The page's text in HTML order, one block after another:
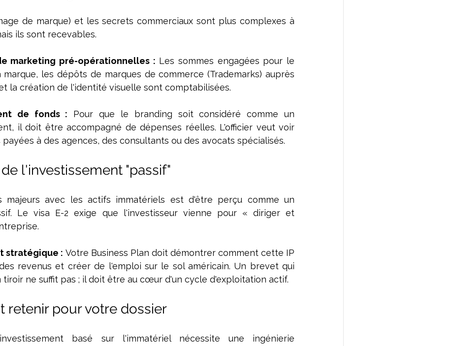
de marque) et les secrets commerciaux sont plus complexes à
ils sont recevables.
marketing pré-opérationnelles : Les sommes engagées pour le
les dépôts de marques de commerce (Trademarks) auprès
la création de l'identité visuelle sont comptabilisées.
de fonds : Pour que le branding soit considéré comme un
il doit être accompagné de dépenses réelles. L'officier veut voir
à des agences, des consultants ou des avocats spécialisés.
l'investissement "passif"
majeurs avec les actifs immatériels est d'être perçu comme un
Le visa E-2 exige que l'investisseur vienne pour « diriger et
stratégique : Votre Business Plan doit démontrer comment cette IP
revenus et créer de l'emploi sur le sol américain. Un brevet qui
tiroir ne suffit pas ; il doit être au cœur d'un cycle d'exploitation actif.
retenir pour votre dossier
basé sur l'immatériel nécessite une ingénierie